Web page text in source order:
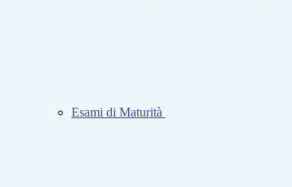
Esami di Maturità